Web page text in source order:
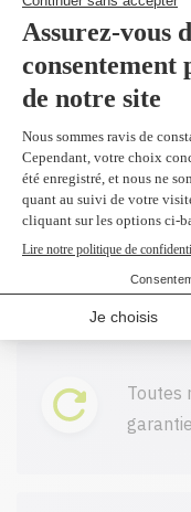
Toutes